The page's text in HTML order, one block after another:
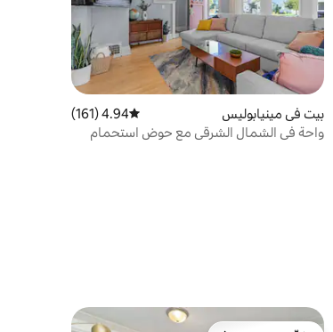
بيت في مينيابوليس متوسط التقييم 4.94 من 5، 161 مراجعات
4.94 (161)
واحة في الشمال الشرقي مع حوض استحمام